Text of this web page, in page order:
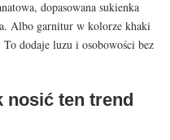
dopasowana sukienka
Albo garnitur w kolorze khaki
dodaje luzu i osobowości bez
nosić ten trend